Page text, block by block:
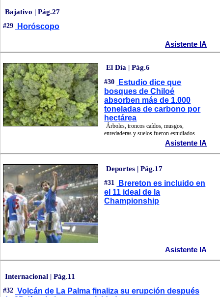
Bajativo | Pág.27
#29 Horóscopo
Asistente IA
El Día | Pág.6
#30
Estudio dice que
bosques de Chiloé
absorben más de 1.000
toneladas de carbono por
hectárea
Árboles, troncos caídos, musgos,
enredaderas y suelos fueron estudiados
Asistente IA
Deportes | Pág.17
#31
Brereton es incluido en
el 11 ideal de la
Championship
Asistente IA
Internacional | Pág.11
#32 Volcán de La Palma finaliza su erupción después